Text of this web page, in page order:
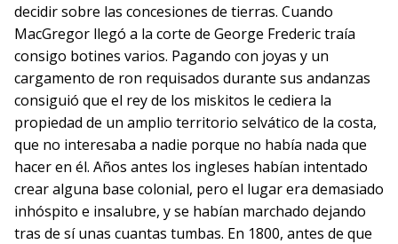
decidir sobre las concesiones de tierras. Cuando
MacGregor llegó a la corte de George Frederic traía
consigo botines varios. Pagando con joyas y un
cargamento de ron requisados durante sus andanzas
consiguió que el rey de los miskitos le cediera la
propiedad de un amplio territorio selvático de la costa,
que no interesaba a nadie porque no había nada que
hacer en él. Años antes los ingleses habían intentado
crear alguna base colonial, pero el lugar era demasiado
inhóspito e insalubre, y se habían marchado dejando
tras de sí unas cuantas tumbas. En 1800, antes de que